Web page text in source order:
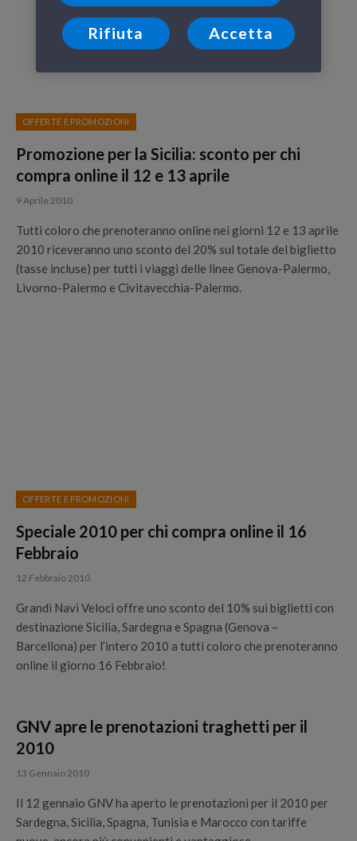
OFFERTE E PROMOZIONI
Promozione per la Sicilia: sconto per chi
compra online il 12 e 13 aprile
9 Aprile 2010
Tutti coloro che prenoteranno online nei giorni 12 e 13 aprile
2010 riceveranno uno sconto del 20% sul totale del biglietto
(tasse incluse) per tutti i viaggi delle linee Genova-Palermo,
Livorno-Palermo e Civitavecchia-Palermo.
OFFERTE E PROMOZIONI
Speciale 2010 per chi compra online il 16
Febbraio
12 Febbraio 2010
Grandi Navi Veloci offre uno sconto del 10% sui biglietti con
destinazione Sicilia, Sardegna e Spagna (Genova –
Barcellona) per l’intero 2010 a tutti coloro che prenoteranno
online il giorno 16 Febbraio!
GNV apre le prenotazioni traghetti per il
2010
13 Gennaio 2010
Il 12 gennaio GNV ha aperto le prenotazioni per il 2010 per
Sardegna, Sicilia, Spagna, Tunisia e Marocco con tariffe
Rifiuta Accetta